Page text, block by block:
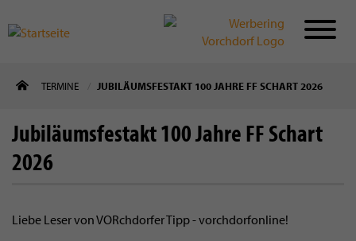
zum
TERMINE JUBILÄUMSFESTAKT 100 JAHRE FF SCHART 2026
Jubiläumsfestakt 100 Jahre FF Schart
2026
Liebe Leser von VORchdorfer Tipp - vorchdorfonline!